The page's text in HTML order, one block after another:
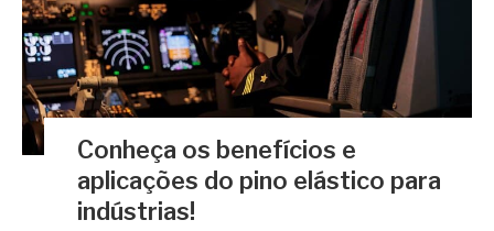
Conheça os benefícios e
aplicações do pino elástico para
indústrias!